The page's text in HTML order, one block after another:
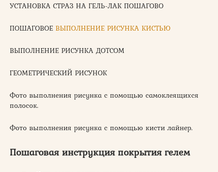
УСТАНОВКА СТРАЗ НА ГЕЛЬ-ЛАК ПОШАГОВО
ПОШАГОВОЕ ВЫПОЛНЕНИЕ РИСУНКА КИСТЬЮ
ВЫПОЛНЕНИЕ РИСУНКА ДОТСОМ
ГЕОМЕТРИЧЕСКИЙ РИСУНОК
Фото выполнения рисунка с помощью самоклеящихся
полосок.
Фото выполнения рисунка с помощью кисти лайнер.
Пошаговая инструкция покрытия гелем